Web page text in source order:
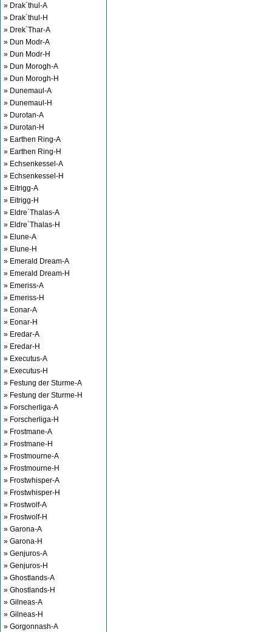
» Drak`thul-A
» Drak`thul-H
» Drek`Thar-A
» Dun Modr-A
» Dun Modr-H
» Dun Morogh-A
» Dun Morogh-H
» Dunemaul-A
» Dunemaul-H
» Durotan-A
» Durotan-H
» Earthen Ring-A
» Earthen Ring-H
» Echsenkessel-A
» Echsenkessel-H
» Eitrigg-A
» Eitrigg-H
» Eldre`Thalas-A
» Eldre`Thalas-H
» Elune-A
» Elune-H
» Emerald Dream-A
» Emerald Dream-H
» Emeriss-A
» Emeriss-H
» Eonar-A
» Eonar-H
» Eredar-A
» Eredar-H
» Executus-A
» Executus-H
» Festung der Sturme-A
» Festung der Sturme-H
» Forscherliga-A
» Forscherliga-H
» Frostmane-A
» Frostmane-H
» Frostmourne-A
» Frostmourne-H
» Frostwhisper-A
» Frostwhisper-H
» Frostwolf-A
» Frostwolf-H
» Garona-A
» Garona-H
» Genjuros-A
» Genjuros-H
» Ghostlands-A
» Ghostlands-H
» Gilneas-A
» Gilneas-H
» Gorgonnash-A